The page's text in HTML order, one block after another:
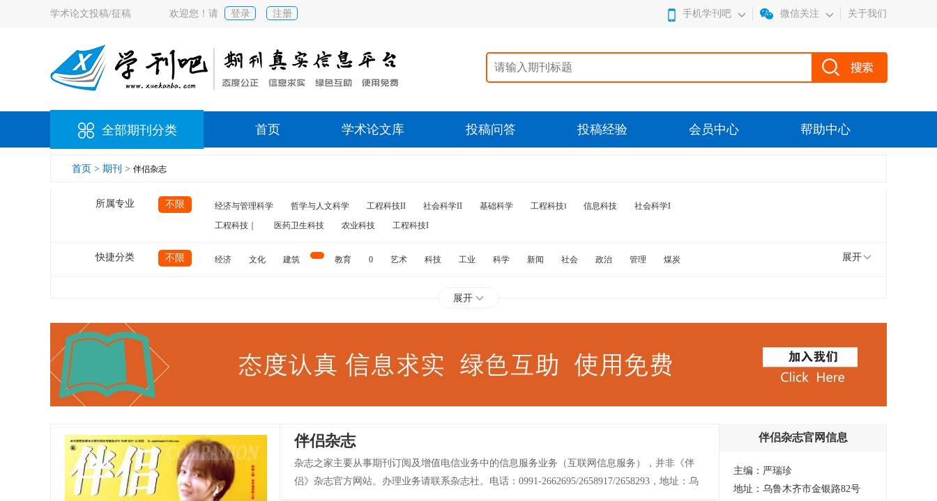
学术论文投稿/征稿 欢迎您！请 登录 注册 手机学刊吧 微信关注 关于我们
全部期刊分类 首页 学术论文库 投稿问答 投稿经验 会员中心 帮助中心
首页 > 期刊 > 伴侣杂志
所属专业 不限 经济与管理科学 哲学与人文科学 工程科技II 社会科学II 基础科学 工程科技‖ 信息科技
社会科学I
工程科技｜
医药卫生科技 农业科技 工程科技I
快捷分类 不限 经济 文化 建筑 教育 0 艺术 科技 工业 科学 新闻 社会 政治 管理
煤炭
展开
展开
伴侣杂志
杂志之家主要从事期刊订阅及增值电信业务中的信息服务业务（互联网信息服务），并非《伴
侣》杂志官方网站。办理业务请联系杂志社。电话：0991-2662695/2658917/2658293，地址：乌
伴侣杂志官网信息
主编：严瑞珍
地址：乌鲁木齐市金银路82号